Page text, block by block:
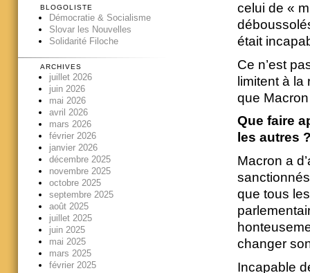
celui de «
était
Ce n’est
limitent à la
que
Que faire
les autres
Macron a
que tous
changer
Incapable
BLOGOLISTE
Démocratie & Socialisme
Slovar les Nouvelles
Solidarité Filoche
ARCHIVES
juillet 2026
juin 2026
mai 2026
avril 2026
mars 2026
février 2026
janvier 2026
décembre 2025
novembre 2025
octobre 2025
septembre 2025
août 2025
juillet 2025
juin 2025
mai 2025
mars 2025
février 2025